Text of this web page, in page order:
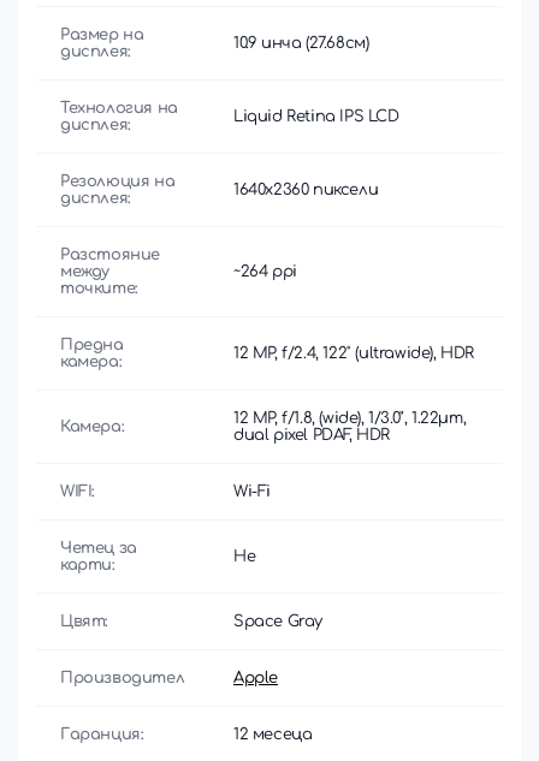
Размер на
дисплея:
10.9 инча (27.68см)
Технология на
дисплея:
Liquid Retina IPS LCD
Резолюция на
дисплея:
1640x2360 пиксели
Разстояние
между
точките:
~264 ppi
Предна
камера:
12 MP, f/2.4, 122˚ (ultrawide), HDR
Камера:
12 MP, f/1.8, (wide), 1/3.0", 1.22µm,
dual pixel PDAF, HDR
WIFI: Wi-Fi
Четец за
карти:
Не
Цвят: Space Gray
Производител Apple
Гаранция: 12 месеца